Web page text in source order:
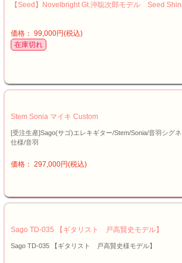
【Seed】Novelbright Gt.沖聡次郎モデル Seed
価格： 99,000円(税込)
在庫切れ
Stem Sonia マイキ Custom
[受注生産]Sago(サゴ)エレキギター/Stem/Sonia/音羽シグ
仕様/音羽
価格： 297,000円(税込)
Sago TD-035 【ギタリスト 戸高賢史モデル】
Sago TD-035 【ギタリスト 戸高賢史様モデル】